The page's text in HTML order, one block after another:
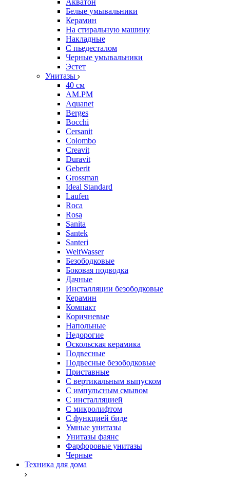
Акватон
Белые умывальники
Керамин
На стиральную машину
Накладные
С пьедесталом
Черные умывальники
Эстет
Унитазы
40 см
AM.PM
Aquanet
Berges
Bocchi
Cersanit
Colombo
Creavit
Duravit
Geberit
Grossman
Ideal Standard
Laufen
Roca
Rosa
Sanita
Santek
Santeri
WeltWasser
Безободковые
Боковая подводка
Дачные
Инсталляции безободковые
Керамин
Компакт
Коричневые
Напольные
Недорогие
Оскольская керамика
Подвесные
Подвесные безободковые
Приставные
С вертикальным выпуском
С импульсным смывом
С инсталляцией
С микролифтом
С функцией биде
Умные унитазы
Унитазы фаянс
Фарфоровые унитазы
Черные
Техника для дома